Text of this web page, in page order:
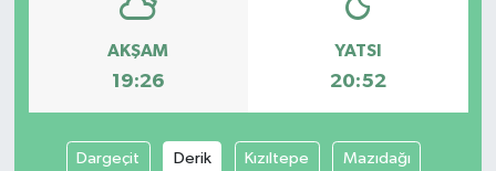
AKŞAM
19:26
YATSI
20:52
Dargeçit Derik Kızıltepe Mazıdağı